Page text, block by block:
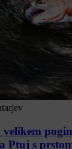
velikem
Ptuj s